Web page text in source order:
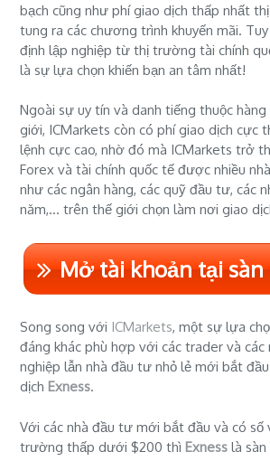
bạch cũng như phí giao dịch thấp nhất
tung ra các chương trình khuyến mãi.
định lập nghiệp từ thị trường tài chính
là sự lựa chọn khiến bạn an tâm nhất!
Ngoài sự uy tín và danh tiếng thuộc
giới, ICMarkets còn có phí giao dịch cực
lệnh cực cao, nhờ đó mà ICMarkets trở
Forex và tài chính quốc tế được nhiều
như các ngân hàng, các quỹ đầu tư, các
năm,... trên thế giới chọn làm nơi giao
Mở tài khoản tại sàn
Song song với ICMarkets, một sự lựa
đáng khác phù hợp với các trader và các
nghiệp lẫn nhà đầu tư nhỏ lẻ mới bắt
dịch Exness.
Với các nhà đầu tư mới bắt đầu và có số
trường thấp dưới $200 thìExness là